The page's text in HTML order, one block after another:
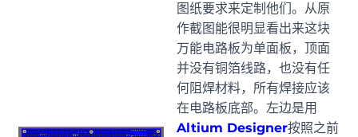
图纸要求来定制他们。从原
作截图能很明显看出来这块
万能电路板为单面板，顶面
并没有铜箔线路，也没有任
何阻焊材料，所有焊接应该
在电路板底部。左边是用
Altium Designer按照之前